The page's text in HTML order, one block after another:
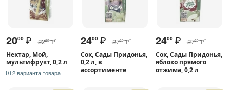
2000 ₽ 2260 ₽
Нектар, Мой,
мультифрукт, 0,2 л
2 варианта товара
2400 ₽ 2750 ₽
Сок, Сады Придонья,
0,2 л, в
ассортименте
2400 ₽ 2750 ₽
Сок, Сады Придонья,
яблоко прямого
отжима, 0,2 л